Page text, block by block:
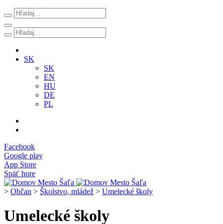
SK
SK
EN
HU
DE
PL
Facebook
Google play
App Store
Späť hore
> Občan > Školstvo, mládež > Umelecké školy
Umelecké školy